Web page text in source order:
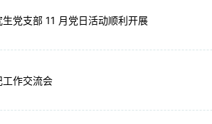
党支部 11 月党日活动顺利开展
作交流会